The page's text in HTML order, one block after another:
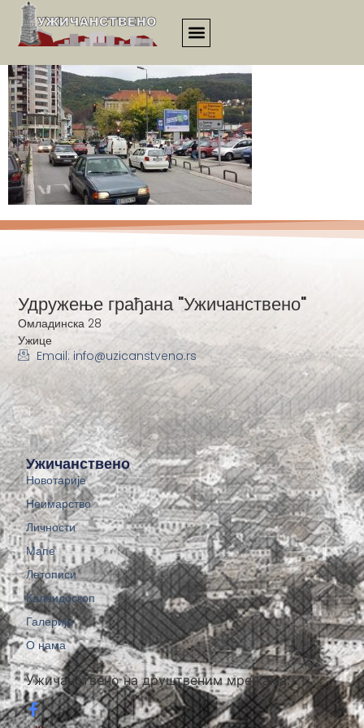
3413
Ужичанствено на друштвеним мрежама:
Ужичанствено
Новотарије
Неимарство
Личности
Мапе
Летописи
Калеидоскоп
Галерије
О нама
Удружење грађана "Ужичанствено"
Омладинска 28
Ужице
Email: info@uzicanstveno.rs